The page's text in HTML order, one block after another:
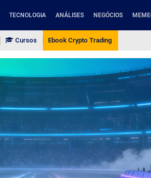
TECNOLOGIA ANÁLISES NEGÓCIOS
Cursos Ebook Crypto Trading